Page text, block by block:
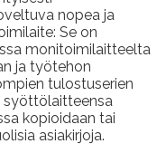
nopea ja
Se on
monitoimilaitteelta
ja työtehon
tulostuserien
syöttölaitteensa
kopioidaan tai
asiakirjoja.